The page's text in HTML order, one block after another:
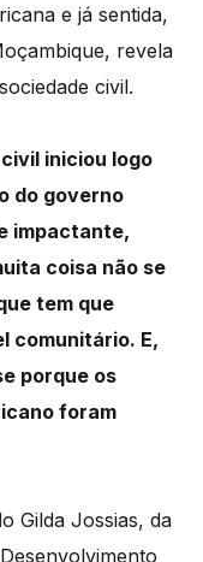
e já sentida,
revela
civil.
iniciou logo
do governo
impactante,
coisa não se
tem que
comunitário. E,
porque os
foram
Gilda Jossias, da
Desenvolvimento